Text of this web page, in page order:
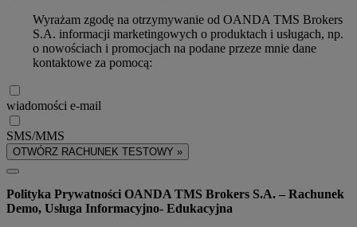
Wyrażam zgodę na otrzymywanie od OANDA TMS Brokers
S.A. informacji marketingowych o produktach i usługach, np.
o nowościach i promocjach na podane przeze mnie dane
kontaktowe za pomocą:
wiadomości e-mail
SMS/MMS
OTWÓRZ RACHUNEK TESTOWY »
Polityka Prywatności OANDA TMS Brokers S.A. – Rachunek
Demo, Usługa Informacyjno- Edukacyjna